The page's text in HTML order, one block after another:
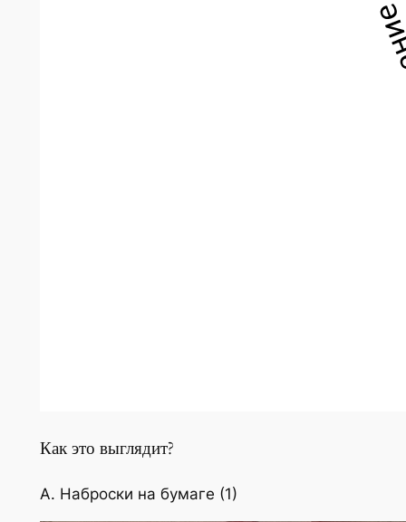
Как это выглядит?
А. Наброски на бумаге (1)